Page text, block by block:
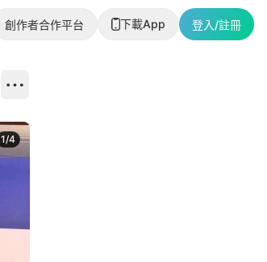
創作者合作平台 下載App 登入/註冊
1/4